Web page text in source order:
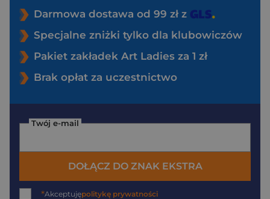
Darmowa dostawa od 99 zł z
Specjalne zniżki tylko dla klubowiczów
Pakiet zakładek Art Ladies za 1 zł
Brak opłat za uczestnictwo
Twój e-mail
DOŁĄCZ DO ZNAK EKSTRA
*Akceptujępolitykę prywatności